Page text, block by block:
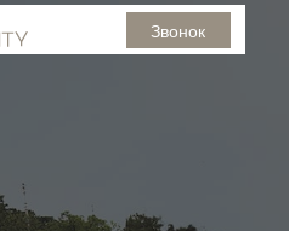
Звонок